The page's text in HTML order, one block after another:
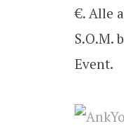
€. Alle
S.O.M.
Event.